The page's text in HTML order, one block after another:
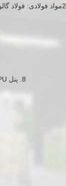
2مواد فولادی: فولاد گالوانیزه، فولاد ضد زنگ، آلومینیوم
8. پنل PU با قفل کام - آسان برای نصب